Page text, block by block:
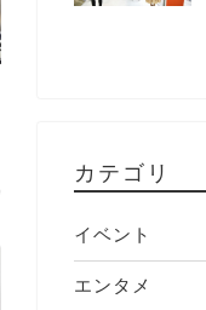
カテゴリ
イベント
エンタメ